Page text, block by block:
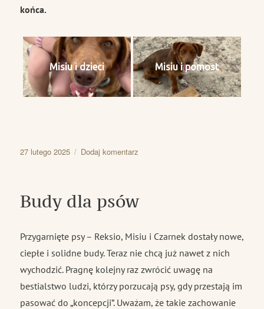
końca.
Misiu i dzieci Misiu i pomost
Data
27 lutego 2025 Dodaj komentarz
Budy dla psów
Przygarnięte psy – Reksio, Misiu i Czarnek dostały nowe,
ciepłe i solidne budy. Teraz nie chcą już nawet z nich
wychodzić. Pragnę kolejny raz zwrócić uwagę na
bestialstwo ludzi, którzy porzucają psy, gdy przestają im
pasować do „koncepcji”. Uważam, że takie zachowanie